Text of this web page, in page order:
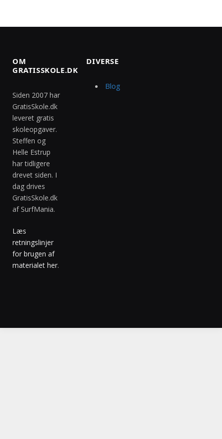
OM
GRATISSKOLE.DK
Siden 2007 har
GratisSkole.dk
leveret gratis
skoleopgaver.
Steffen og
Helle Estrup
har tidligere
drevet siden. I
dag drives
GratisSkole.dk
af SurfMania.
Læs
retningslinjer
for brugen af
materialet her.
DIVERSE
Blog